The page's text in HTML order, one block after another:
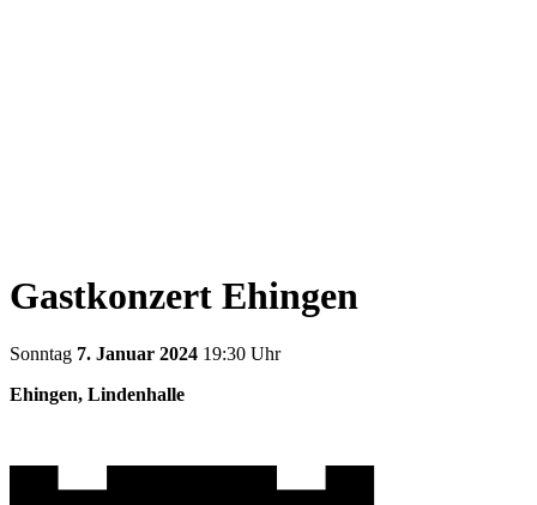
Gastkonzert Ehingen
Sonntag 7. Januar 2024 19:30 Uhr
Ehingen, Lindenhalle